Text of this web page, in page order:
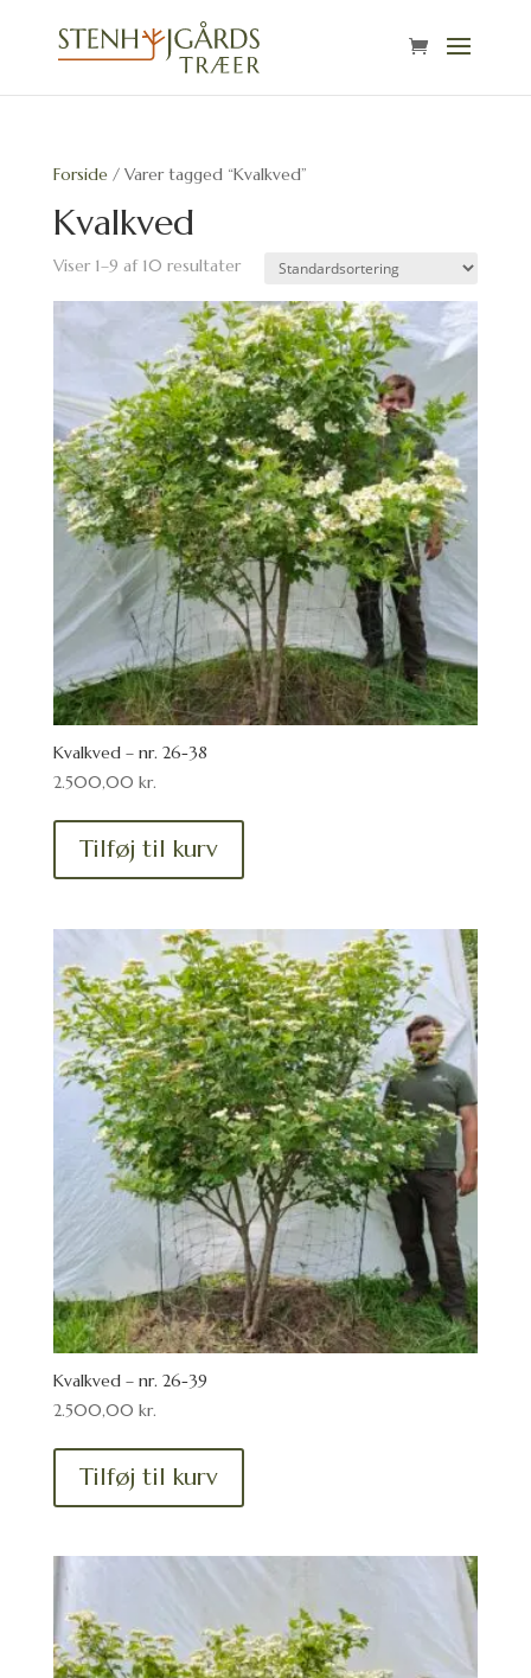
Forside/ Varer tagged “Kvalkved”
Kvalkved
Viser 1–9 af 10 resultater
Kvalkved – nr. 26-38
2.500,00 kr.
Tilføj til kurv
Kvalkved – nr. 26-39
2.500,00 kr.
Tilføj til kurv